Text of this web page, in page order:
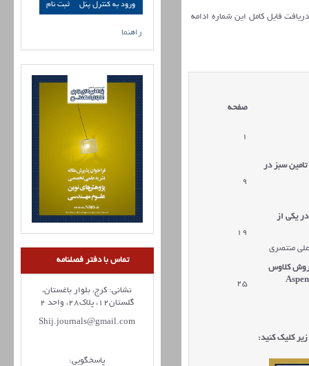
فایل کامل این شماره ادامه
صفحه
1
سبز در‌
9
یکی از
19
علی منتصری
روش کلاوس
25
کلیک کنید:
ورود به کنترل پنل
راهنما
تماس با دفتر فصلنامه
نشانی: کرج، بلوار باغستان،
گلستان12، پلاک28، واحد 2
Shij.journals@gmail.com
پاسخگویی: